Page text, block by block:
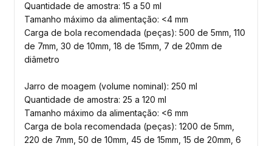
Quantidade de amostra: 15 a 50 ml
Tamanho máximo da alimentação: <4 mm
Carga de bola recomendada (peças): 500 de 5mm, 110
de 7mm, 30 de 10mm, 18 de 15mm, 7 de 20mm de
diâmetro
Jarro de moagem (volume nominal): 250 ml
Quantidade de amostra: 25 a 120 ml
Tamanho máximo da alimentação: <6 mm
Carga de bola recomendada (peças): 1200 de 5mm,
220 de 7mm, 50 de 10mm, 45 de 15mm, 15 de 20mm, 6